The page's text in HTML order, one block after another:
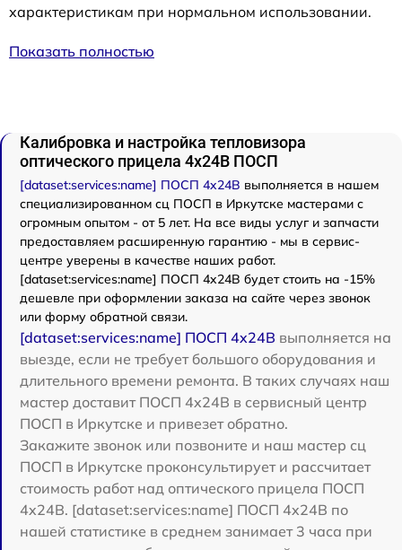
характеристикам при нормальном использовании.
Показать полностью
Калибровка и настройка тепловизора
оптического прицела 4x24B ПОСП
[dataset:services:name] ПОСП 4x24B выполняется в нашем
специализированном сц ПОСП в Иркутске мастерами с
огромным опытом - от 5 лет. На все виды услуг и запчасти
предоставляем расширенную гарантию - мы в сервис-
центре уверены в качестве наших работ.
[dataset:services:name] ПОСП 4x24B будет стоить на -15%
дешевле при оформлении заказа на сайте через звонок
или форму обратной связи.
[dataset:services:name] ПОСП 4x24B выполняется на
выезде, если не требует большого оборудования и
длительного времени ремонта. В таких случаях наш
мастер доставит ПОСП 4x24B в сервисный центр
ПОСП в Иркутске и привезет обратно.
Закажите звонок или позвоните и наш мастер сц
ПОСП в Иркутске проконсультирует и рассчитает
стоимость работ над оптического прицела ПОСП
4x24B. [dataset:services:name] ПОСП 4x24B по
нашей статистике в среднем занимает 3 часа при